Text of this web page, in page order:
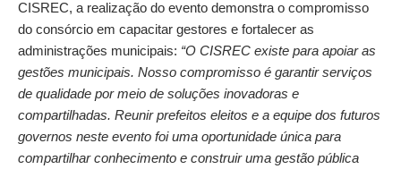
CISREC, a realização do evento demonstra o compromisso
do consórcio em capacitar gestores e fortalecer as
administrações municipais: “O CISREC existe para apoiar as
gestões municipais. Nosso compromisso é garantir serviços
de qualidade por meio de soluções inovadoras e
compartilhadas. Reunir prefeitos eleitos e a equipe dos futuros
governos neste evento foi uma oportunidade única para
compartilhar conhecimento e construir uma gestão pública